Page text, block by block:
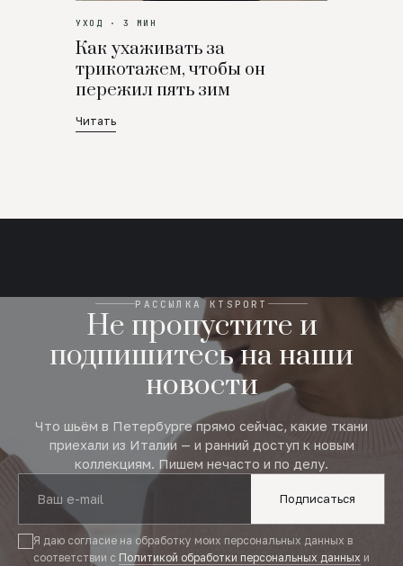
УХОД · 3 МИН
Как ухаживать за
трикотажем, чтобы он
пережил пять зим
Читать
РАССЫЛКА KTSPORT
Не пропустите и
подпишитесь на наши
новости
Что шьём в Петербурге прямо сейчас, какие ткани
приехали из Италии — и ранний доступ к новым
коллекциям. Пишем нечасто и по делу.
Подписаться
Я даю согласие на обработку моих персональных данных в
соответствии с Политикой обработки персональных данных и